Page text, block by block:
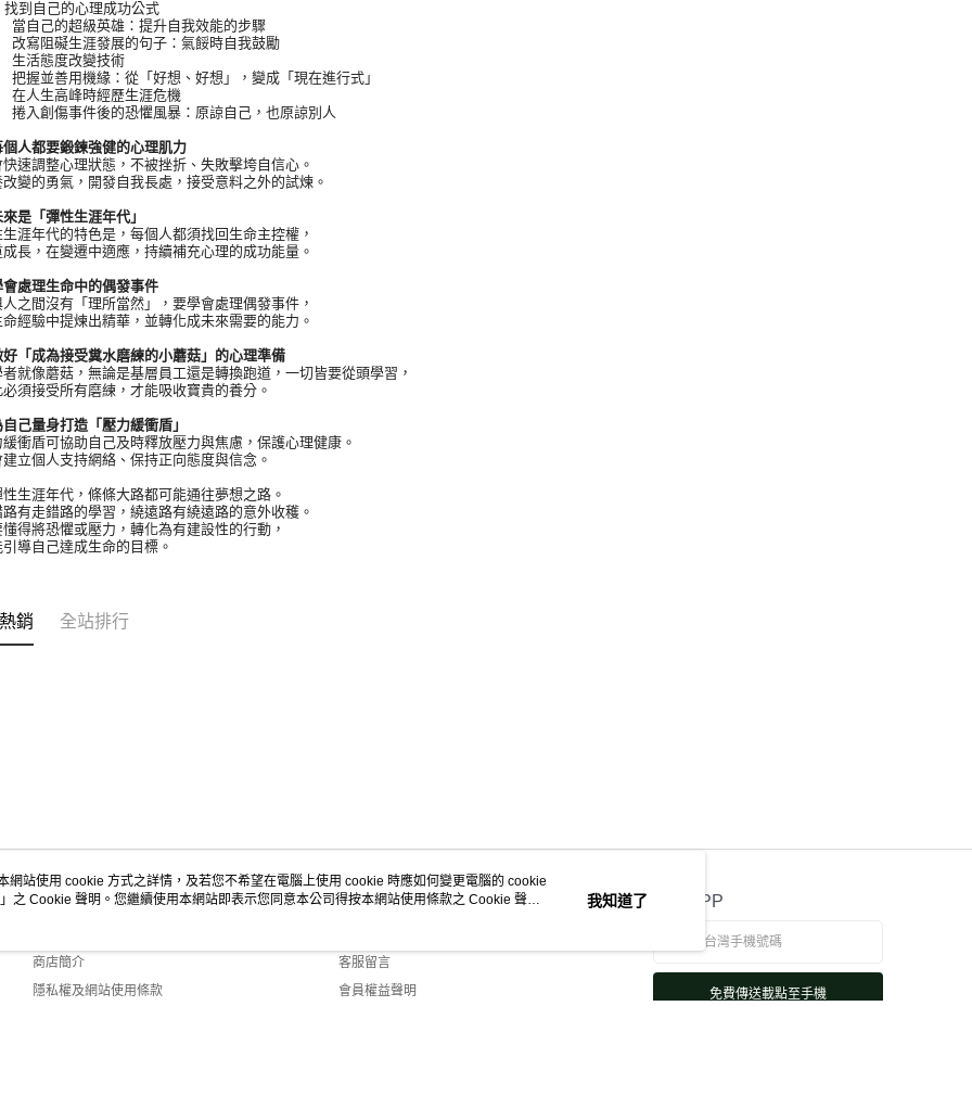
自己的心理成功公式
己的超級英雄：提升自我效能的步驟
阻礙生涯發展的句子：氣餒時自我鼓勵
態度改變技術
並善用機緣：從「好想、好想」，變成「現在進行式」
生高峰時經歷生涯危機
創傷事件後的恐懼風暴：原諒自己，也原諒別人
都要鍛鍊強健的心理肌力
調整心理狀態，不被挫折、失敗擊垮自信心。
的勇氣，開發自我長處，接受意料之外的試煉。
「彈性生涯年代」
年代的特色是，每個人都須找回生命主控權，
，在變遷中適應，持續補充心理的成功能量。
理生命中的偶發事件
間沒有「理所當然」，要學會處理偶發事件，
驗中提煉出精華，並轉化成未來需要的能力。
成為接受糞水磨練的小蘑菇」的心理準備
像蘑菇，無論是基層員工還是轉換跑道，一切皆要從頭學習，
接受所有磨練，才能吸收寶貴的養分。
量身打造「壓力緩衝盾」
盾可協助自己及時釋放壓力與焦慮，保護心理健康。
個人支持網絡、保持正向態度與信念。
涯年代，條條大路都可能通往夢想之路。
走錯路的學習，繞遠路有繞遠路的意外收穫。
將恐懼或壓力，轉化為有建設性的行動，
自己達成生命的目標。
銷 全站排行
關於我們
商店簡介
隱私權及網站使用條款
客服資訊
客服留言
會員權益聲明
官方APP
免費傳送載點至手機
網站使用 cookie 方式之詳情，及若您不希望在電腦上使用 cookie 時應如何變更電腦的 cookie
」之 Cookie 聲明。您繼續使用本網站即表示您同意本公司得按本網站使用條款之 Cookie 聲明
我知道了